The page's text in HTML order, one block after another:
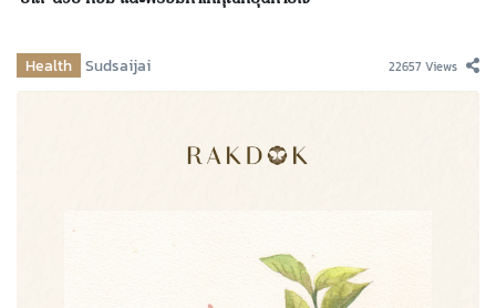
Health Sudsaijai 22657 Views